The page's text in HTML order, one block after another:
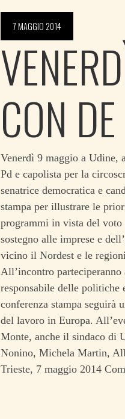
7 MAGGIO 2014
CON
Venerdì 9 maggio a Udine,
Pd e capolista per la
senatrice democratica e
stampa per illustrare le
programmi in vista del voto
sostegno alle imprese e
vicino il Nordest e le
All’incontro
responsabile delle politiche
conferenza stampa seguirà
del lavoro in Europa.
Monte, anche il sindaco di
Nonino, Michela Martin,
Trieste, 7 maggio 2014